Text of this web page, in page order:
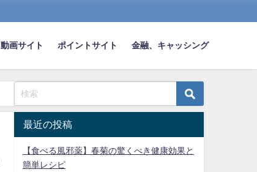
動画サイト ポイントサイト 金融、キャッシング
最近の投稿
【食べる風邪薬】春菊の驚くべき健康効果と
簡単レシピ